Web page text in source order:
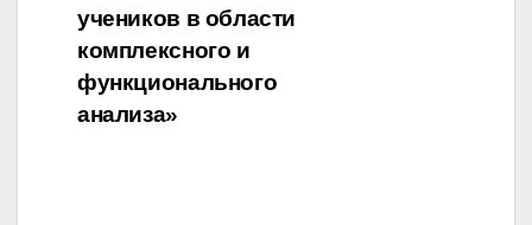
учеников в области
комплексного и
функционального
анализа»